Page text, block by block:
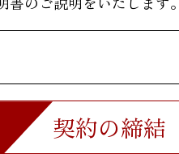
契約の締結